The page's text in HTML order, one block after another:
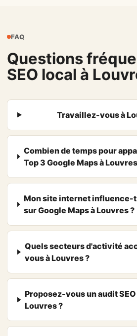
FAQ
Questions
SEO local à
Travaillez-vous à
Combien de temps pour
Top 3 Google Maps à
Mon site internet influence-
sur Google Maps à Louvres ?
Quels secteurs d'activité
vous à Louvres ?
Proposez-vous un audit
Louvres ?